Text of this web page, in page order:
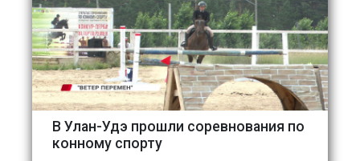
В Улан-Удэ прошли соревнования по
конному спорту